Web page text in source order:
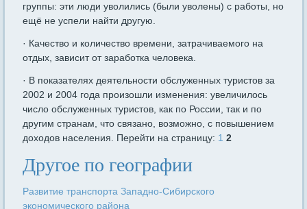
группы: эти люди уволились (были уволены) с работы, но
ещё не успели найти другую.
· Качество и количество времени, затрачиваемого на
отдых, зависит от заработка человека.
· В показателях деятельности обслуженных туристов за
2002 и 2004 года произошли изменения: увеличилось
число обслуженных туристов, как по России, так и по
другим странам, что связано, возможно, с повышением
доходов населения. Перейти на страницу: 1 2
Другое по географии
Развитие транспорта Западно-Сибирского
экономического района